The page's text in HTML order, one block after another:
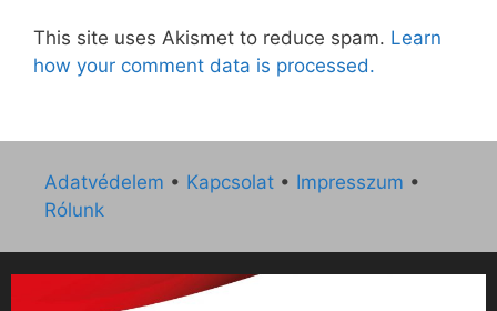
This site uses Akismet to reduce spam. Learn
how your comment data is processed.
Adatvédelem • Kapcsolat • Impresszum •
Rólunk